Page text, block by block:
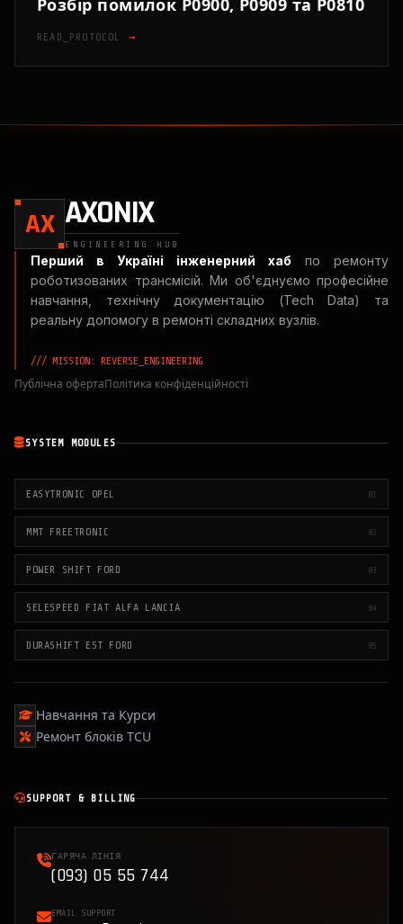
Розбір помилок P0900, P0909 та P0810
READ_PROTOCOL →
AX AXONIX
ENGINEERING HUB
Перший в Україні інженерний хаб по ремонту
роботизованих трансмісій. Ми об'єднуємо професійне
навчання, технічну документацію (Tech Data) та
реальну допомогу в ремонті складних вузлів.
/// MISSION: REVERSE_ENGINEERING
Публічна офертаПолітика конфіденційності
SYSTEM MODULES
EASYTRONIC OPEL 01
MMT FREETRONIC 02
POWER SHIFT FORD 03
SELESPEED FIAT ALFA LANCIA 04
DURASHIFT EST FORD 05
Навчання та Курси
Ремонт блоків TCU
SUPPORT & BILLING
ГАРЯЧА ЛІНІЯ
(093) 05 55 744
EMAIL SUPPORT